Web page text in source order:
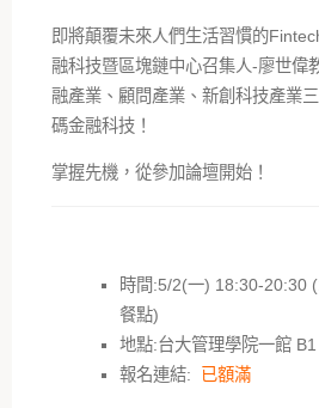
即將顛覆未來人們生活習慣的
融科技暨區塊鏈中心召集人-廖世偉
融產業、顧問產業、新創科技產業
碼金融科技！
掌握先機，從參加論壇開始！
時間:5/2(一) 18:30-20:30
餐點)
地點:台大管理學院一館
報名連結:
已額滿